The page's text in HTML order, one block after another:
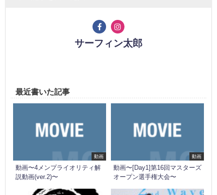
サーフィン太郎
最近書いた記事
動画
動画〜4メンプライオリティ解
説動画(ver.2)〜
動画
動画〜[Day1]第16回マスターズ
オープン選手権大会〜